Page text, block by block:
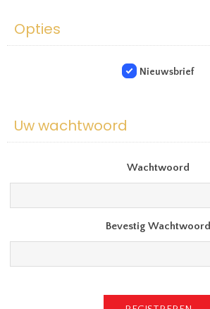
Opties
Nieuwsbrief
Uw wachtwoord
Wachtwoord
Bevestig Wachtwoord